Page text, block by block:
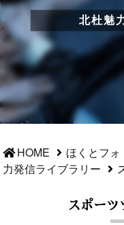
北杜魅
HOME ほくとフォ
力発信ライブラリー
スポー